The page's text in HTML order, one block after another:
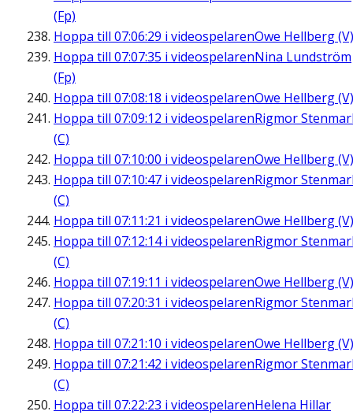
(Fp)
Hoppa till 07:06:29 i videospelarenOwe Hellberg (V)
Hoppa till 07:07:35 i videospelarenNina Lundström
(Fp)
Hoppa till 07:08:18 i videospelarenOwe Hellberg (V)
Hoppa till 07:09:12 i videospelarenRigmor
(C)
Hoppa till 07:10:00 i videospelarenOwe Hellberg (V)
Hoppa till 07:10:47 i videospelarenRigmor
(C)
Hoppa till 07:11:21 i videospelarenOwe Hellberg (V)
Hoppa till 07:12:14i videospelarenRigmor
(C)
Hoppa till 07:19:11 i videospelarenOwe Hellberg (V)
Hoppa till 07:20:31 i videospelarenRigmor
(C)
Hoppa till 07:21:10 i videospelarenOwe Hellberg (V)
Hoppa till 07:21:42 i videospelarenRigmor
(C)
Hoppa till 07:22:23 i videospelarenHelena Hillar